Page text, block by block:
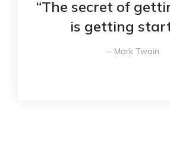
“The secret of
is getting
– Mark Twain